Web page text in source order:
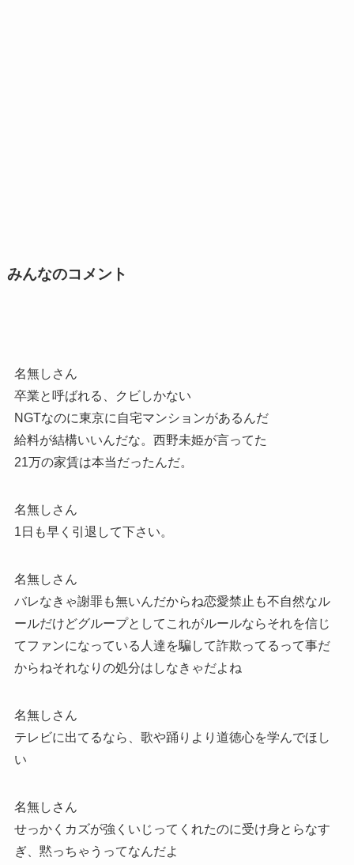
みんなのコメント
名無しさん
卒業と呼ばれる、クビしかない
NGTなのに東京に自宅マンションがあるんだ
給料が結構いいんだな。西野未姫が言ってた
21万の家賃は本当だったんだ。
名無しさん
1日も早く引退して下さい。
名無しさん
バレなきゃ謝罪も無いんだからね恋愛禁止も不自然なル
ールだけどグループとしてこれがルールならそれを信じ
てファンになっている人達を騙して詐欺ってるって事だ
からねそれなりの処分はしなきゃだよね
名無しさん
テレビに出てるなら、歌や踊りより道徳心を学んでほし
い
名無しさん
せっかくカズが強くいじってくれたのに受け身とらなす
ぎ、黙っちゃうってなんだよ